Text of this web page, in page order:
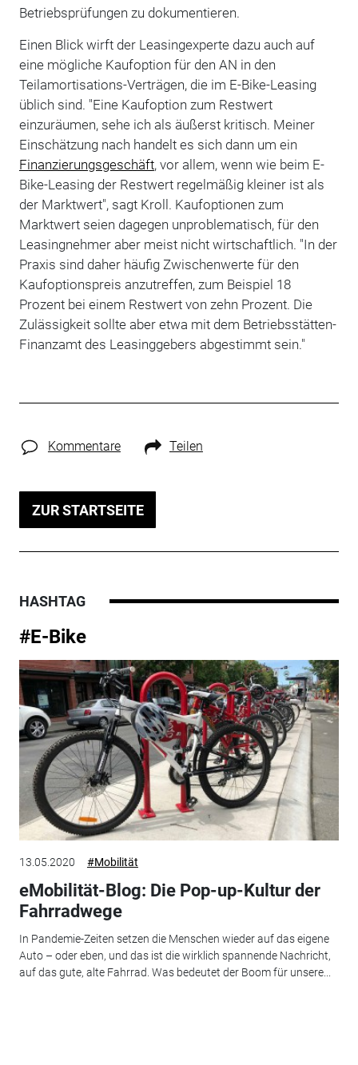
Betriebsprüfungen zu dokumentieren.
Einen Blick wirft der Leasingexperte dazu auch auf
eine mögliche Kaufoption für den AN in den
Teilamortisations-Verträgen, die im E-Bike-Leasing
üblich sind. "Eine Kaufoption zum Restwert
einzuräumen, sehe ich als äußerst kritisch. Meiner
Einschätzung nach handelt es sich dann um ein
Finanzierungsgeschäft, vor allem, wenn wie beim E-
Bike-Leasing der Restwert regelmäßig kleiner ist als
der Marktwert", sagt Kroll. Kaufoptionen zum
Marktwert seien dagegen unproblematisch, für den
Leasingnehmer aber meist nicht wirtschaftlich. "In der
Praxis sind daher häufig Zwischenwerte für den
Kaufoptionspreis anzutreffen, zum Beispiel 18
Prozent bei einem Restwert von zehn Prozent. Die
Zulässigkeit sollte aber etwa mit dem Betriebsstätten-
Finanzamt des Leasinggebers abgestimmt sein."
Kommentare Teilen
ZUR STARTSEITE
HASHTAG
#E-Bike
13.05.2020 #Mobilität
eMobilität-Blog: Die Pop-up-Kultur der
Fahrradwege
In Pandemie-Zeiten setzen die Menschen wieder auf das eigene
Auto – oder eben, und das ist die wirklich spannende Nachricht,
auf das gute, alte Fahrrad. Was bedeutet der Boom für unsere...